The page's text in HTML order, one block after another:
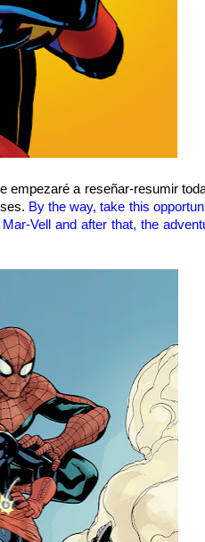
empezaré a reseñar-resumir
By the way, take this
Mar-Vell and after that, the